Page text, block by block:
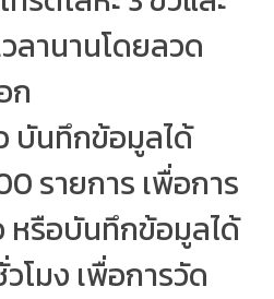
ลานานโดยลวด
ก
บันทึกข้อมูลได้
รายการ เพื่อการ
หรือบันทึกข้อมูลได้
โมง เพื่อการวัด